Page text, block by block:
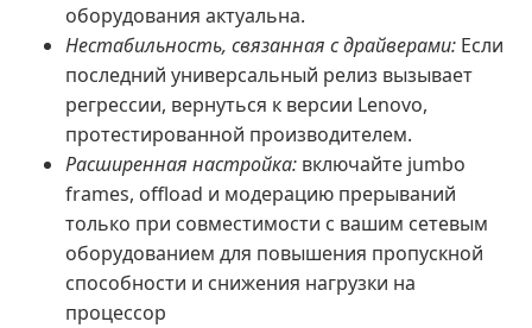
оборудования актуальна.
Нестабильность, связанная с драйверами: Если
последний универсальный релиз вызывает
регрессии, вернуться к версии Lenovo,
протестированной производителем.
Расширенная настройка: включайте jumbo
frames, offload и модерацию прерываний
только при совместимости с вашим сетевым
оборудованием для повышения пропускной
способности и снижения нагрузки на
процессор